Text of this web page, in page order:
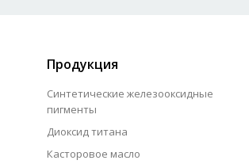
Продукция
Синтетические железооксидные
пигменты
Диоксид титана
Касторовое масло